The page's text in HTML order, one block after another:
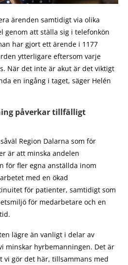
ärenden samtidigt via olika
genom att ställa sig i telefonkön
har gjort ett ärende i 1177
ytterligare eftersom varje
När det inte är akut är det viktigt
en ingång i taget, säger Helén
påverkar tillfälligt
Region Dalarna som för
är att minska andelen
för fler egna anställda inom
med en ökad
för patienter, samtidigt som
för medarbetare och en
lägre än vanligt i delar av
minskar hyrbemanningen. Det är
vi gör det här, tillsammans med